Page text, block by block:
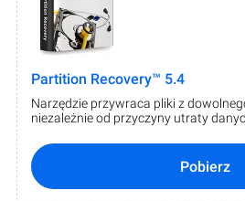
Partition Recovery™ 5.4
Narzędzie przywraca pliki z
niezależnie od przyczyny utraty
Pobierz